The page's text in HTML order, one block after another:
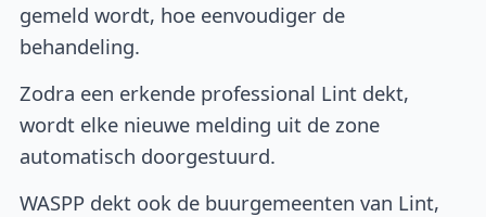
gemeld wordt, hoe eenvoudiger de
behandeling.
Zodra een erkende professional Lint dekt,
wordt elke nieuwe melding uit de zone
automatisch doorgestuurd.
WASPP dekt ook de buurgemeenten van Lint,